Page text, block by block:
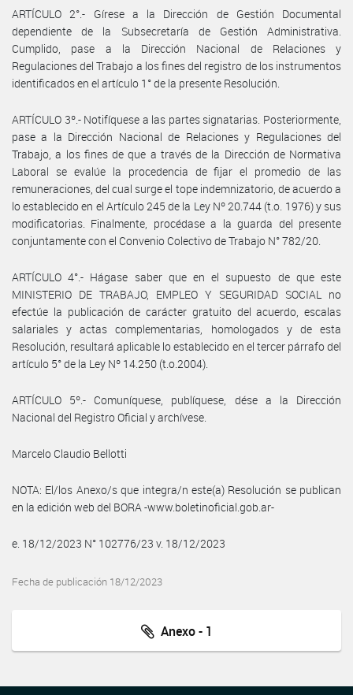
ARTÍCULO 2°.- Gírese a la Dirección de Gestión Documental
dependiente de la Subsecretaría de Gestión Administrativa.
Cumplido, pase a la Dirección Nacional de Relaciones y
Regulaciones del Trabajo a los fines del registro de los instrumentos
identificados en el artículo 1° de la presente Resolución.
ARTÍCULO 3º.- Notifíquese a las partes signatarias. Posteriormente,
pase a la Dirección Nacional de Relaciones y Regulaciones del
Trabajo, a los fines de que a través de la Dirección de Normativa
Laboral se evalúe la procedencia de fijar el promedio de las
remuneraciones, del cual surge el tope indemnizatorio, de acuerdo a
lo establecido en el Artículo 245 de la Ley Nº 20.744 (t.o. 1976) y sus
modificatorias. Finalmente, procédase a la guarda del presente
conjuntamente con el Convenio Colectivo de Trabajo N° 782/20.
ARTÍCULO 4°.- Hágase saber que en el supuesto de que este
MINISTERIO DE TRABAJO, EMPLEO Y SEGURIDAD SOCIAL no
efectúe la publicación de carácter gratuito del acuerdo, escalas
salariales y actas complementarias, homologados y de esta
Resolución, resultará aplicable lo establecido en el tercer párrafo del
artículo 5° de la Ley Nº 14.250 (t.o.2004).
ARTÍCULO 5º.- Comuníquese, publíquese, dése a la Dirección
Nacional del Registro Oficial y archívese.
Marcelo Claudio Bellotti
NOTA: El/los Anexo/s que integra/n este(a) Resolución se publican
en la edición web del BORA -www.boletinoficial.gob.ar-
e. 18/12/2023 N° 102776/23 v. 18/12/2023
Fecha de publicación 18/12/2023
Anexo - 1